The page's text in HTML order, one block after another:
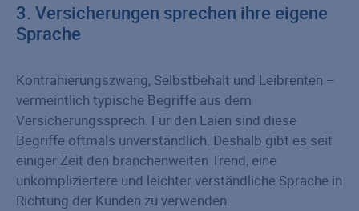
3. Versicherungen sprechen ihre eigene
Sprache
Kontrahierungszwang, Selbstbehalt und Leibrenten –
vermeintlich typische Begriffe aus dem
Versicherungssprech. Für den Laien sind diese
Begriffe oftmals unverständlich. Deshalb gibt es seit
einiger Zeit den branchenweiten Trend, eine
unkompliziertere und leichter verständliche Sprache in
Richtung der Kunden zu verwenden.